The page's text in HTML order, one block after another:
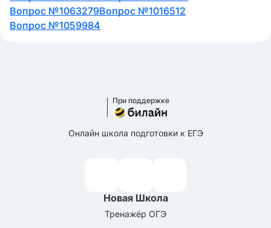
Вопрос №1063279Вопрос №1016512
Вопрос №1059984
При поддержке
Онлайн школа подготовки к ЕГЭ
Новая Школа
Тренажёр ОГЭ